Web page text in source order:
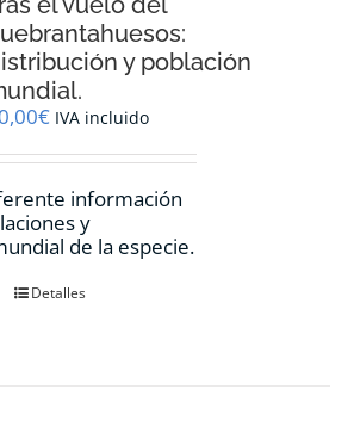
y población
€ IVA incluido
información
y
de la especie.
Detalles